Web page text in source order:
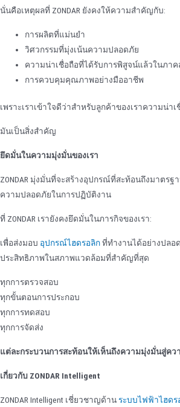
นั่นคือเหตุผลที่ ZONDAR ยังคงให้ความสําคัญกับ:
การผลิตที่แม่นยํา
วิศวกรรมที่มุ่งเน้นความปลอดภัย
ความน่าเชื่อถือที่ได้รับการพิสูจน์แล้วในภา
การควบคุมคุณภาพอย่างมืออาชีพ
เพราะเราเข้าใจดีว่าสําหรับลูกค้าของเราความน่า
มันเป็นสิ่งสําคัญ
ยึดมั่นในความมุ่งมั่นของเรา
ZONDAR มุ่งมั่นที่จะสร้างอุปกรณ์ที่สะท้อนถึงมาตร
ความปลอดภัยในการปฏิบัติงาน
ที่ ZONDAR เรายังคงยึดมั่นในภารกิจของเรา:
เพื่อส่งมอบ อุปกรณ์ไฮดรอลิกที่ทํางานได้อย่างปลอ
ประสิทธิภาพในสภาพแวดล้อมที่สําคัญที่สุด
ทุกการตรวจสอบ
ทุกขั้นตอนการประกอบ
ทุกการทดสอบ
ทุกการจัดส่ง
แต่ละกระบวนการสะท้อนให้เห็นถึงความมุ่งมั่นสู่คว
เกี่ยวกับ ZONDAR Intelligent
ZONDAR Intelligent เชี่ยวชาญด้านระบบไฟฟ้าไฮดร